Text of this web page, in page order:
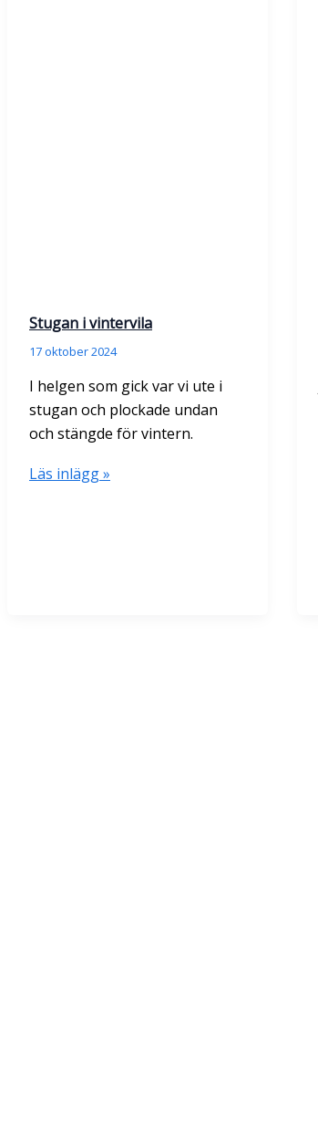
Stugan i vintervila
17 oktober 2024
I helgen som gick var vi ute i
stugan och plockade undan
och stängde för vintern.
Stugan
Läs inlägg »